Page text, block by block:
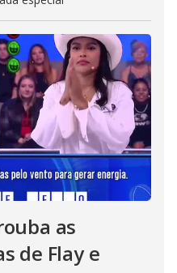
as
de Flay e